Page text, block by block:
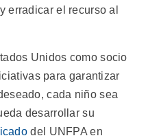
erradicar el recurso al
Unidos como socio
para garantizar
cada niño sea
desarrollar su
del UNFPA en